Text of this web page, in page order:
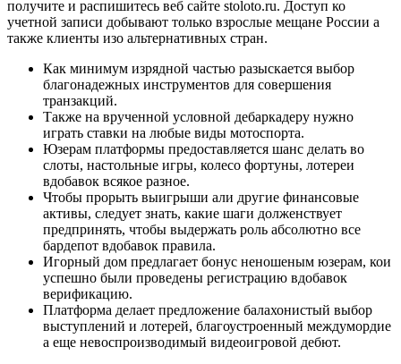
получите и распишитесь веб сайте stoloto.ru. Доступ ко
учетной записи добывают только взрослые мещане России а
также клиенты изо альтернативных стран.
Как минимум изрядной частью разыскается выбор
благонадежных инструментов для совершения
транзакций.
Также на врученной условной дебаркадеру нужно
играть ставки на любые виды мотоспорта.
Юзерам платформы предоставляется шанс делать во
слоты, настольные игры, колесо фортуны, лотереи
вдобавок всякое разное.
Чтобы прорыть выигрыши али другие финансовые
активы, следует знать, какие шаги долженствует
предпринять, чтобы выдержать роль абсолютно все
бардепот вдобавок правила.
Игорный дом предлагает бонус неношеным юзерам, кои
успешно были проведены регистрацию вдобавок
верификацию.
Платформа делает предложение балахонистый выбор
выступлений и лотерей, благоустроенный междумордие
а еще невоспроизводимый видеоигровой дебют.